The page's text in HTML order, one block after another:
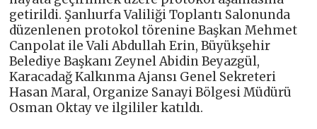
getirildi. Şanlıurfa Valiliği Toplantı Salonunda
düzenlenen protokol törenine Başkan Mehmet
Canpolat ile Vali Abdullah Erin, Büyükşehir
Belediye Başkanı Zeynel Abidin Beyazgül,
Karacadağ Kalkınma Ajansı Genel Sekreteri
Hasan Maral, Organize Sanayi Bölgesi Müdürü
Osman Oktay ve ilgililer katıldı.